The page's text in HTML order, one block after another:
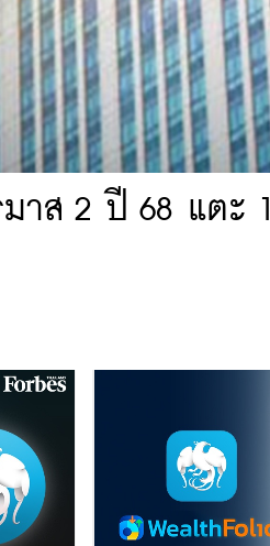
มาส 2 ปี 68 แตะ